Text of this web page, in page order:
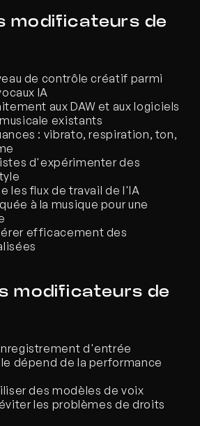
modificateurs de
de contrôle créatif parmi
IA
aux DAW et aux logiciels
existants
: vibrato, respiration, ton,
d'expérimenter des
les flux de travail de l'IA
à la musique pour une
efficacement des
modificateurs de
d'entrée
dépend de la performance
des modèles de voix
les problèmes de droits